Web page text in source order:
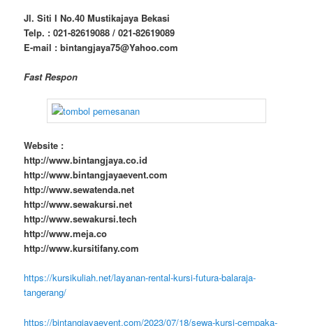
Jl. Siti I No.40 Mustikajaya Bekasi
Telp. : 021-82619088 / 021-82619089
E-mail : bintangjaya75@Yahoo.com
Fast Respon
Website :
http://www.bintangjaya.co.id
http://www.bintangjayaevent.com
http://www.sewatenda.net
http://www.sewakursi.net
http://www.sewakursi.tech
http://www.meja.co
http://www.kursitifany.com
https://kursikuliah.net/layanan-rental-kursi-futura-balaraja-
tangerang/
https://bintangjayaevent.com/2023/07/18/sewa-kursi-cempaka-